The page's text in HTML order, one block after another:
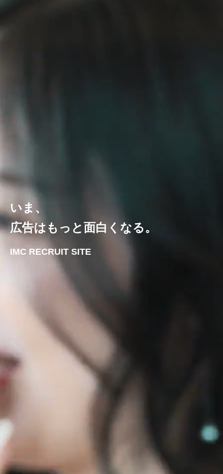
いま、
広告はもっと面白くなる。
IMC RECRUIT SITE